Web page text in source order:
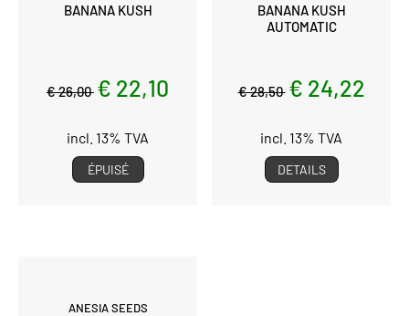
BANANA KUSH
€ 26,00 € 22,10
incl. 13% TVA
ÉPUISÉ
BANANA KUSH
AUTOMATIC
€ 28,50 € 24,22
incl. 13% TVA
DETAILS
ANESIA SEEDS